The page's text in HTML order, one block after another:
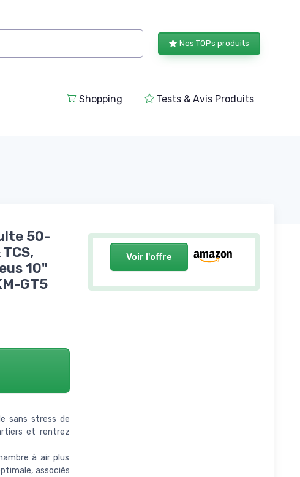
Nos TOPs produits
Shopping Tests & Avis Produits
Voir l'offre
50-
10"
GT5
sans stress de
et rentrez
à air plus
associés